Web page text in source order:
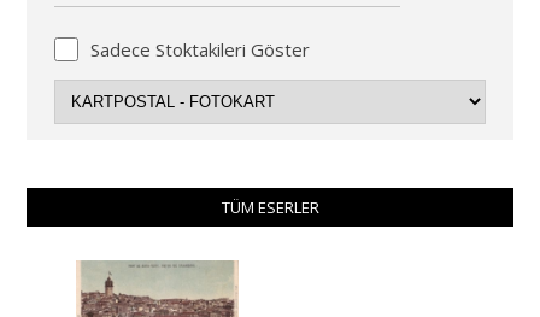
Sadece Stoktakileri Göster
TÜM ESERLER